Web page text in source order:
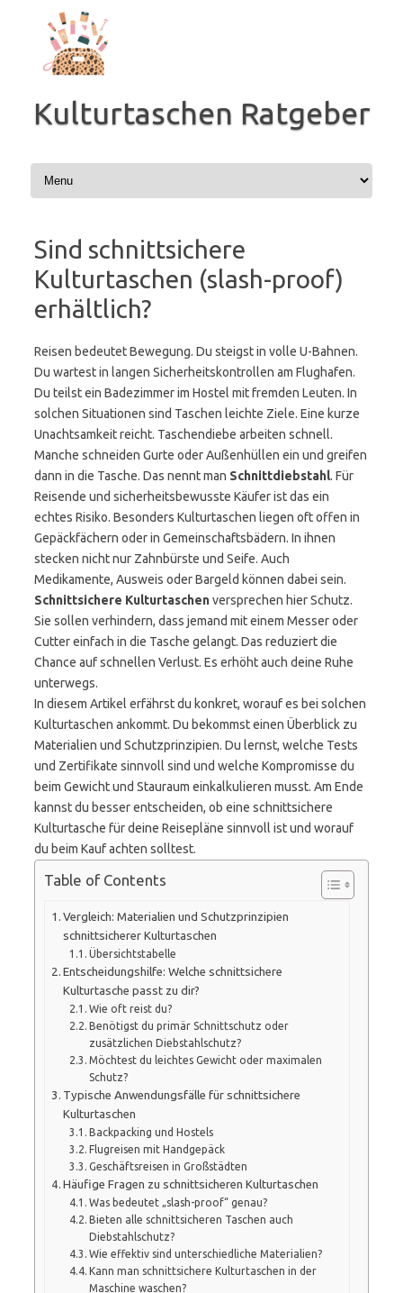
springen
Kulturtaschen Ratgeber
Sind schnittsichere
Kulturtaschen (slash-proof)
erhältlich?
Reisen bedeutet Bewegung. Du steigst in volle U-Bahnen.
Du wartest in langen Sicherheitskontrollen am Flughafen.
Du teilst ein Badezimmer im Hostel mit fremden Leuten. In
solchen Situationen sind Taschen leichte Ziele. Eine kurze
Unachtsamkeit reicht. Taschendiebe arbeiten schnell.
Manche schneiden Gurte oder Außenhüllen ein und greifen
dann in die Tasche. Das nennt man Schnittdiebstahl. Für
Reisende und sicherheitsbewusste Käufer ist das ein
echtes Risiko. Besonders Kulturtaschen liegen oft offen in
Gepäckfächern oder in Gemeinschaftsbädern. In ihnen
stecken nicht nur Zahnbürste und Seife. Auch
Medikamente, Ausweis oder Bargeld können dabei sein.
Schnittsichere Kulturtaschenversprechen hier Schutz.
Sie sollen verhindern, dass jemand mit einem Messer oder
Cutter einfach in die Tasche gelangt. Das reduziert die
Chance auf schnellen Verlust. Es erhöht auch deine Ruhe
unterwegs.
In diesem Artikel erfährst du konkret, worauf es bei solchen
Kulturtaschen ankommt. Du bekommst einen Überblick zu
Materialien und Schutzprinzipien. Du lernst, welche Tests
und Zertifikate sinnvoll sind und welche Kompromisse du
beim Gewicht und Stauraum einkalkulieren musst. Am Ende
kannst du besser entscheiden, ob eine schnittsichere
Kulturtasche für deine Reisepläne sinnvoll ist und worauf
du beim Kauf achten solltest.
Table of Contents
Vergleich: Materialien und Schutzprinzipien
schnittsicherer Kulturtaschen
Übersichtstabelle
Entscheidungshilfe: Welche schnittsichere
Kulturtasche passt zu dir?
Wie oft reist du?
Benötigst du primär Schnittschutz oder
zusätzlichen Diebstahlschutz?
Möchtest du leichtes Gewicht oder maximalen
Schutz?
Typische Anwendungsfälle für schnittsichere
Kulturtaschen
Backpacking und Hostels
Flugreisen mit Handgepäck
Geschäftsreisen in Großstädten
Häufige Fragen zu schnittsicheren Kulturtaschen
Was bedeutet „slash-proof“ genau?
Bieten alle schnittsicheren Taschen auch
Diebstahlschutz?
Wie effektiv sind unterschiedliche Materialien?
Kann man schnittsichere Kulturtaschen in der
Maschine waschen?